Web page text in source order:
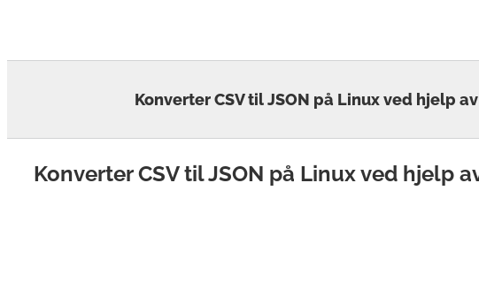
Konverter CSV til JSON på Linux ved hjelp
Konverter CSV til JSON på Linux ved hjelp